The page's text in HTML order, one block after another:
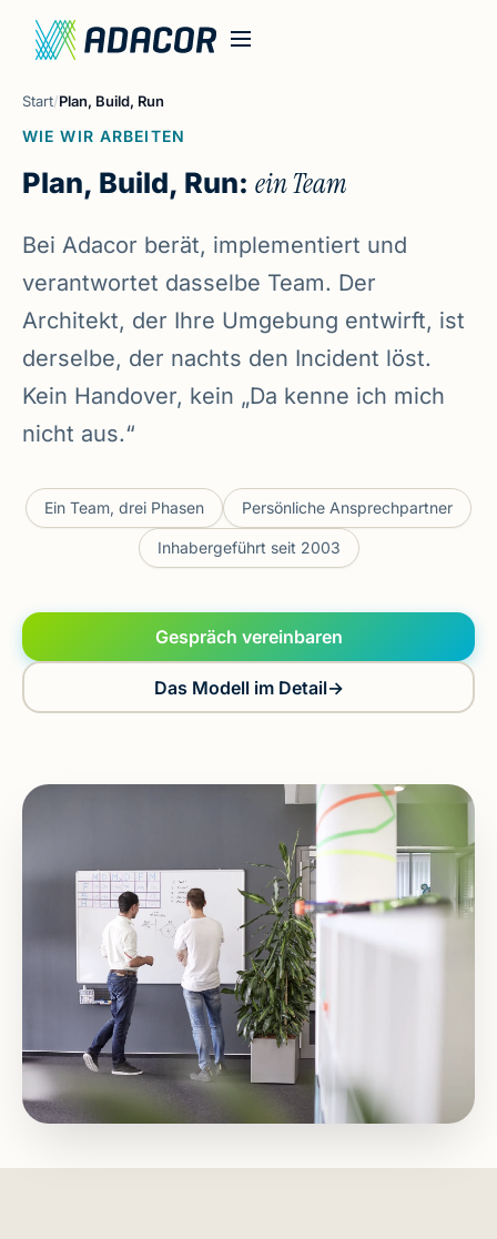
Start/Plan, Build, Run
WIE WIR ARBEITEN
Plan, Build, Run: ein Team
Bei Adacor berät, implementiert und
verantwortet dasselbe Team. Der
Architekt, der Ihre Umgebung entwirft, ist
derselbe, der nachts den Incident löst.
Kein Handover, kein „Da kenne ich mich
nicht aus.“
Ein Team, drei Phasen Persönliche Ansprechpartner
Inhabergeführt seit 2003
Gespräch vereinbaren
Das Modell im Detail